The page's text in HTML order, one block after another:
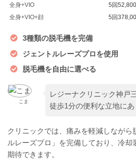
全身+VIO
5回
全身+VIO+顔
5回
3種類の脱毛機を完備
ジェントルレーズプロを使用
脱毛機を自由に選べる
こま
レジーナクリニック神戸
徒歩1分の便利な立地にあ
クリニックでは、痛みを軽減しながら
ルレーズプロ」を完備しており、冷却
期待できます。